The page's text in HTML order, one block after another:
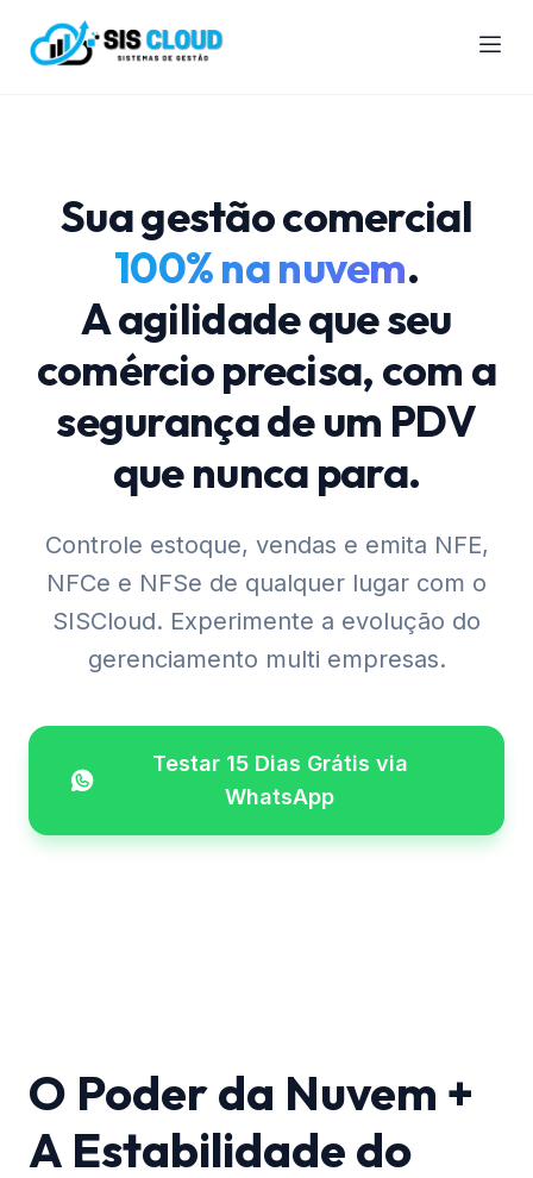
Sua gestão comercial
100% na nuvem.
A agilidade que seu
comércio precisa, com a
segurança de um PDV
que nunca para.
Controle estoque, vendas e emita NFE,
NFCe e NFSe de qualquer lugar com o
SISCloud. Experimente a evolução do
gerenciamento multi empresas.
Testar 15 Dias Grátis via
WhatsApp
O Poder da Nuvem +
A Estabilidade do